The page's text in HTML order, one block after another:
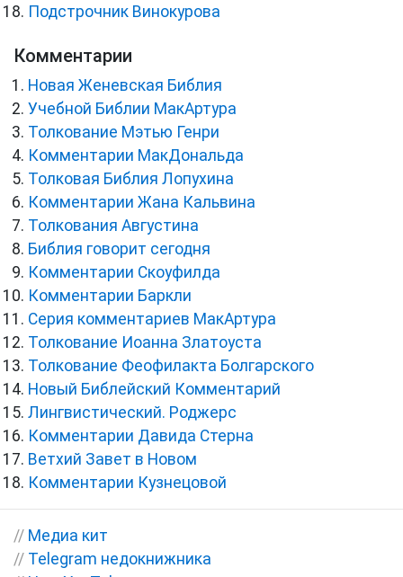
Подстрочник Винокурова
Комментарии
Новая Женевская Библия
Учебной Библии МакАртура
Толкование Мэтью Генри
Комментарии МакДональда
Толковая Библия Лопухина
Комментарии Жана Кальвина
Толкования Августина
Библия говорит сегодня
Комментарии Скоуфилда
Комментарии Баркли
Серия комментариев МакАртура
Толкование Иоанна Златоуста
Толкование Феофилакта Болгарского
Новый Библейский Комментарий
Лингвистический. Роджерс
Комментарии Давида Стерна
Ветхий Завет в Новом
Комментарии Кузнецовой
// Медиа кит
// Telegram недокнижника